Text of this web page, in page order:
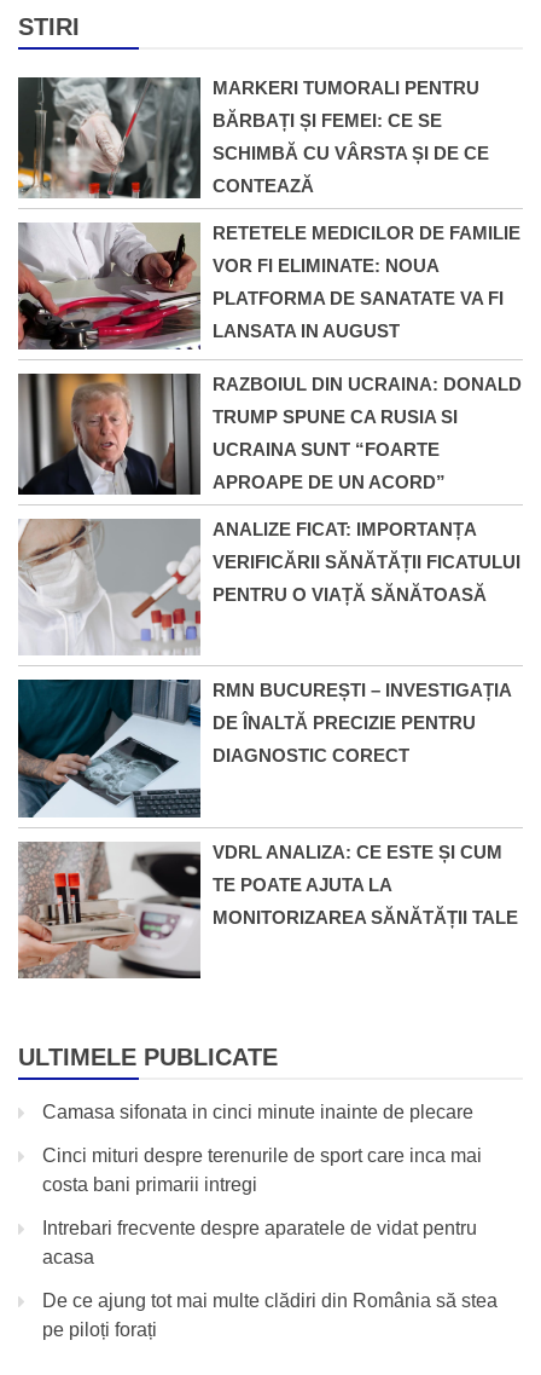
STIRI
MARKERI TUMORALI PENTRU
BĂRBAȚI ȘI FEMEI: CE SE
SCHIMBĂ CU VÂRSTA ȘI DE CE
CONTEAZĂ
RETETELE MEDICILOR DE FAMILIE
VOR FI ELIMINATE: NOUA
PLATFORMA DE SANATATE VA FI
LANSATA IN AUGUST
RAZBOIUL DIN UCRAINA: DONALD
TRUMP SPUNE CA RUSIA SI
UCRAINA SUNT “FOARTE
APROAPE DE UN ACORD”
ANALIZE FICAT: IMPORTANȚA
VERIFICĂRII SĂNĂTĂȚII FICATULUI
PENTRU O VIAȚĂ SĂNĂTOASĂ
RMN BUCUREȘTI – INVESTIGAȚIA
DE ÎNALTĂ PRECIZIE PENTRU
DIAGNOSTIC CORECT
VDRL ANALIZA: CE ESTE ȘI CUM
TE POATE AJUTA LA
MONITORIZAREA SĂNĂTĂȚII TALE
ULTIMELE PUBLICATE
Camasa sifonata in cinci minute inainte de plecare
Cinci mituri despre terenurile de sport care inca mai
costa bani primarii intregi
Intrebari frecvente despre aparatele de vidat pentru
acasa
De ce ajung tot mai multe clădiri din România să stea
pe piloți forați